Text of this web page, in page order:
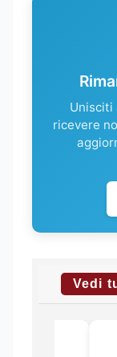
Unisciti
ricevere